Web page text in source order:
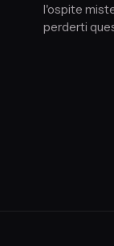
l'ospite
perderti